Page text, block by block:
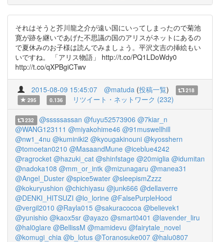
それはそうと芥川龍之介が遠い国にいってしまったので菊池
寛が跡を継いであげた不思議の国のアリスがネットにあるの
で夏休みのお子様は読んでみましょう。平沢文吉の挿絵もい
いですね。 「アリス物語」 http://t.co/PQ1LDoWdy0
http://t.co/qXPBgiCTwv
2015-08-09 15:45:07 @matuda (投稿一覧)
218
295
0.136 リツイート・ネットワーク (232)
232 @sssssassan @fuyu52573906 @7kiar_n
@WANG123111 @miyakohime46 @91muswellhill
@nw1_4nu @kuminiki2 @kyougakinouni @kyosshern
@tomoetan0210 @MasaandMune @iceblue4242
@ragrocket @hazuki_cat @shinfstage @20miglia @idumitan
@nadoka108 @mm_or_intk @mizunagaru @manea31
@Angel_Duster @spice5water @sleepismZzzz
@kokuryushion @chichiyasu @junk666 @dellaverre
@DENKI_HITSUZI @lo_lorine @FalsePurpleHood
@vergil2010 @Rayla015 @sakuracocoa @believek1
@yunishio @kaox5sr @ayazo @smart0401 @lavender_liru
@hal0glare @BellissM @mamidevu @fairytale_novel
@komugi_chia @b_lotus @Toranosuke007 @halu0807